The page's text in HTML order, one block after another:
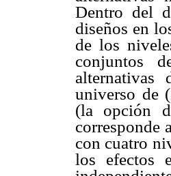
Dentro del
diseños en
de los
conjuntos
universo de
(la opción
corresponde
con cuatro
los efectos